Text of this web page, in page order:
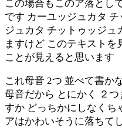
この場合もこのア落とし
です カーユッジュカタ
ジュカタ チットゥッジュ
ますけど このテキストを
ことが見えると思います
これ母音 2つ 並べて書か
母音だから とにかく ２
すか どっちかにしなくち
アはかわいそうに落ちて